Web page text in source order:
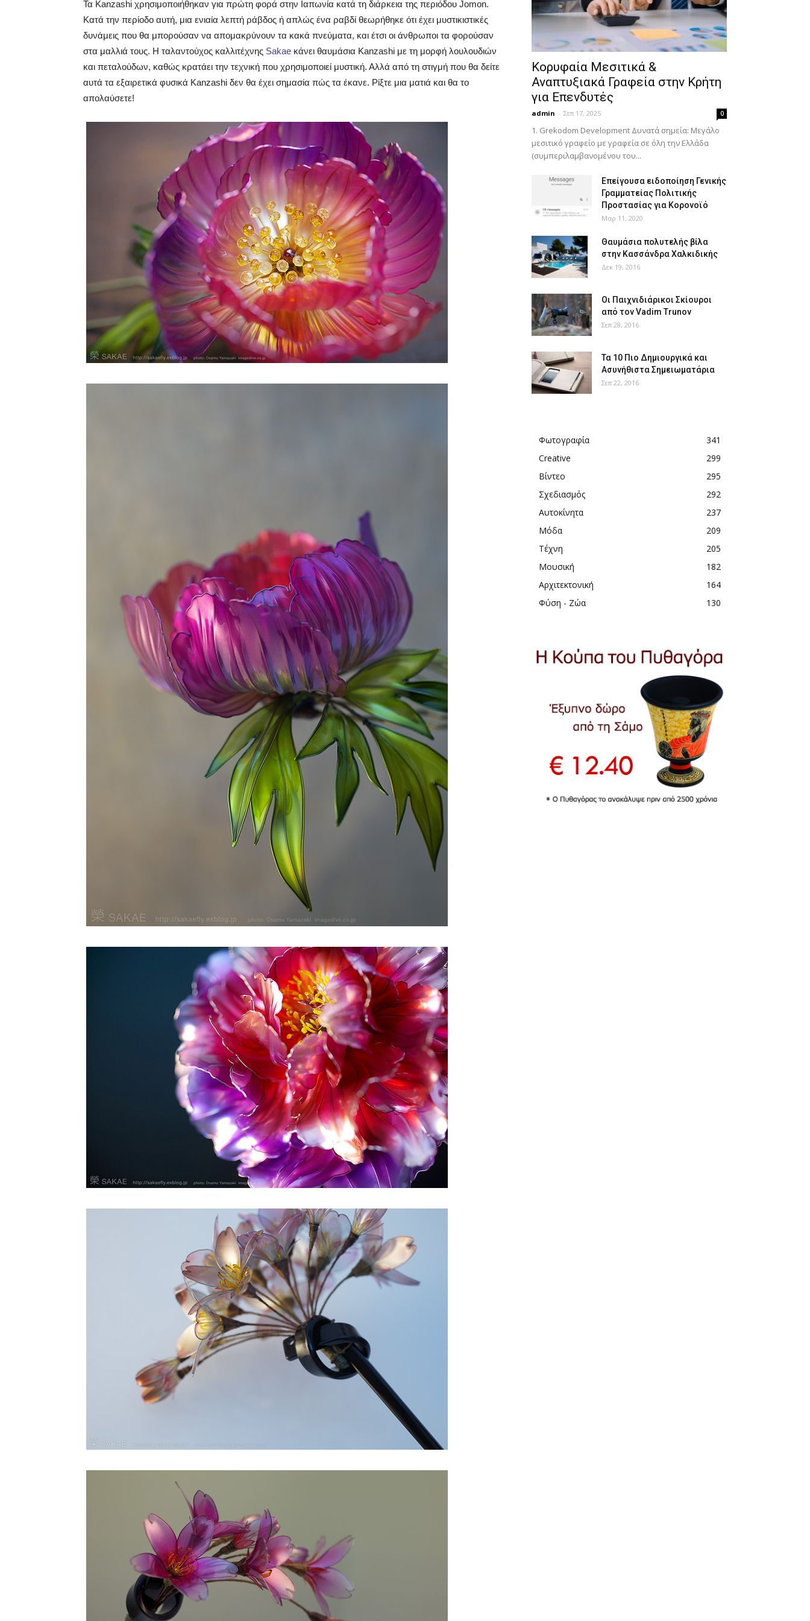
Τα Kanzashi χρησιμοποιήθηκαν για πρώτη φορά στην Ιαπωνία κατά τη διάρκεια της περιόδου Jomon.
Κατά την περίοδο αυτή, μια ενιαία λεπτή ράβδος ή απλώς ένα ραβδί θεωρήθηκε ότι έχει μυστικιστικές
δυνάμεις που θα μπορούσαν να απομακρύνουν τα κακά πνεύματα, και έτσι οι άνθρωποι τα φορούσαν
στα μαλλιά τους. Η ταλαντούχος καλλιτέχνης Sakae κάνει θαυμάσια Kanzashi με τη μορφή λουλουδιών
και πεταλούδων, καθώς κρατάει την τεχνική που χρησιμοποιεί μυστική. Αλλά από τη στιγμή που θα δείτε
αυτά τα εξαιρετικά φυσικά Kanzashi δεν θα έχει σημασία πώς τα έκανε. Ρίξτε μια ματιά και θα το
απολαύσετε!
Κορυφαία Μεσιτικά &
Αναπτυξιακά Γραφεία στην Κρήτη
για Επενδυτές
admin - Σεπ 17, 2025 0
1. Grekodom Development Δυνατά σημεία: Μεγάλο
μεσιτικό γραφείο με γραφεία σε όλη την Ελλάδα
(συμπεριλαμβανομένου του...
Επείγουσα ειδοποίηση Γενικής
Γραμματείας Πολιτικής
Προστασίας για Κορονοϊό
Μαρ 11, 2020
Θαυμάσια πολυτελής βίλα
στην Κασσάνδρα Χαλκιδικής
Δεκ 19, 2016
Οι Παιχνιδιάρικοι Σκίουροι
από τον Vadim Trunov
Σεπ 28, 2016
Τα 10 Πιο Δημιουργικά και
Ασυνήθιστα Σημειωματάρια
Σεπ 22, 2016
Φωτογραφία
341
Creative
299
Βίντεο
295
Σχεδιασμός
292
Αυτοκίνητα
237
Μόδα
209
Τέχνη
205
Μουσική
182
Αρχιτεκτονική
164
Φύση - Ζώα
130